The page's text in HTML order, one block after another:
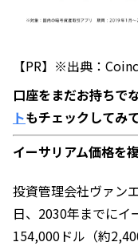
【PR】※出典：
口座をまだお持ちで
トもチェックしてみ
イーサリアム価格を
投資管理会社ヴァン
日、2030年までにイ
154,000ドル（約